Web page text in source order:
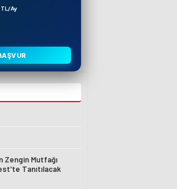
TL/Ay
Zengin Mutfağı
Tanıtılacak